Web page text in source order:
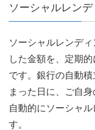
ソーシャルレン
ソーシャルレンデ
した金額を、定期
です。銀行の自動
まった日に、ご自
自動的にソーシャ
す。